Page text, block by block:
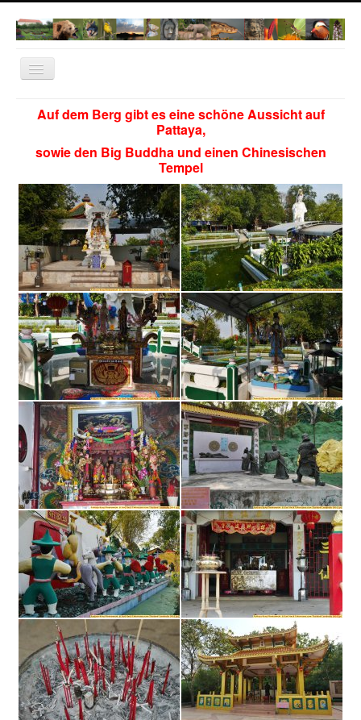
Navigation
Home
Natur Fotos
Thailand
Bangkok
Cambodia
Vietnam
IT-Dachau
Auf dem Berg gibt es eine schöne Aussicht auf
Pattaya,
sowie den Big Buddha und einen Chinesischen
Tempel